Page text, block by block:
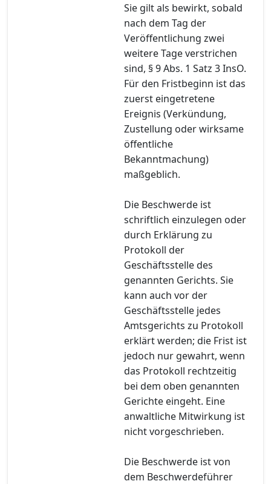
Sie gilt als bewirkt, sobald
nach dem Tag der
Veröffentlichung zwei
weitere Tage verstrichen
sind, § 9 Abs. 1 Satz 3 InsO.
Für den Fristbeginn ist das
zuerst eingetretene
Ereignis (Verkündung,
Zustellung oder wirksame
öffentliche
Bekanntmachung)
maßgeblich.
Die Beschwerde ist
schriftlich einzulegen oder
durch Erklärung zu
Protokoll der
Geschäftsstelle des
genannten Gerichts. Sie
kann auch vor der
Geschäftsstelle jedes
Amtsgerichts zu Protokoll
erklärt werden; die Frist ist
jedoch nur gewahrt, wenn
das Protokoll rechtzeitig
bei dem oben genannten
Gerichte eingeht. Eine
anwaltliche Mitwirkung ist
nicht vorgeschrieben.
Die Beschwerde ist von
dem Beschwerdeführer